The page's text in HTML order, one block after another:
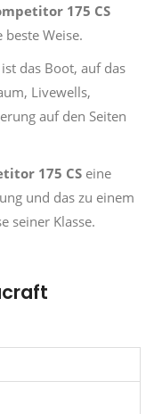
175 CS
Weise.
ist das Boot, auf das
Livewells,
auf den Seiten
175 CS eine
und das zu einem
seiner Klasse.